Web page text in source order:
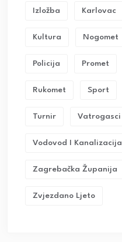
Izložba Karlovac
Kultura Nogomet
Policija Promet
Rukomet Sport
Turnir Vatrogasci
Vodovod I Kanalizacija
Zagrebačka Županija
Zvjezdano Ljeto